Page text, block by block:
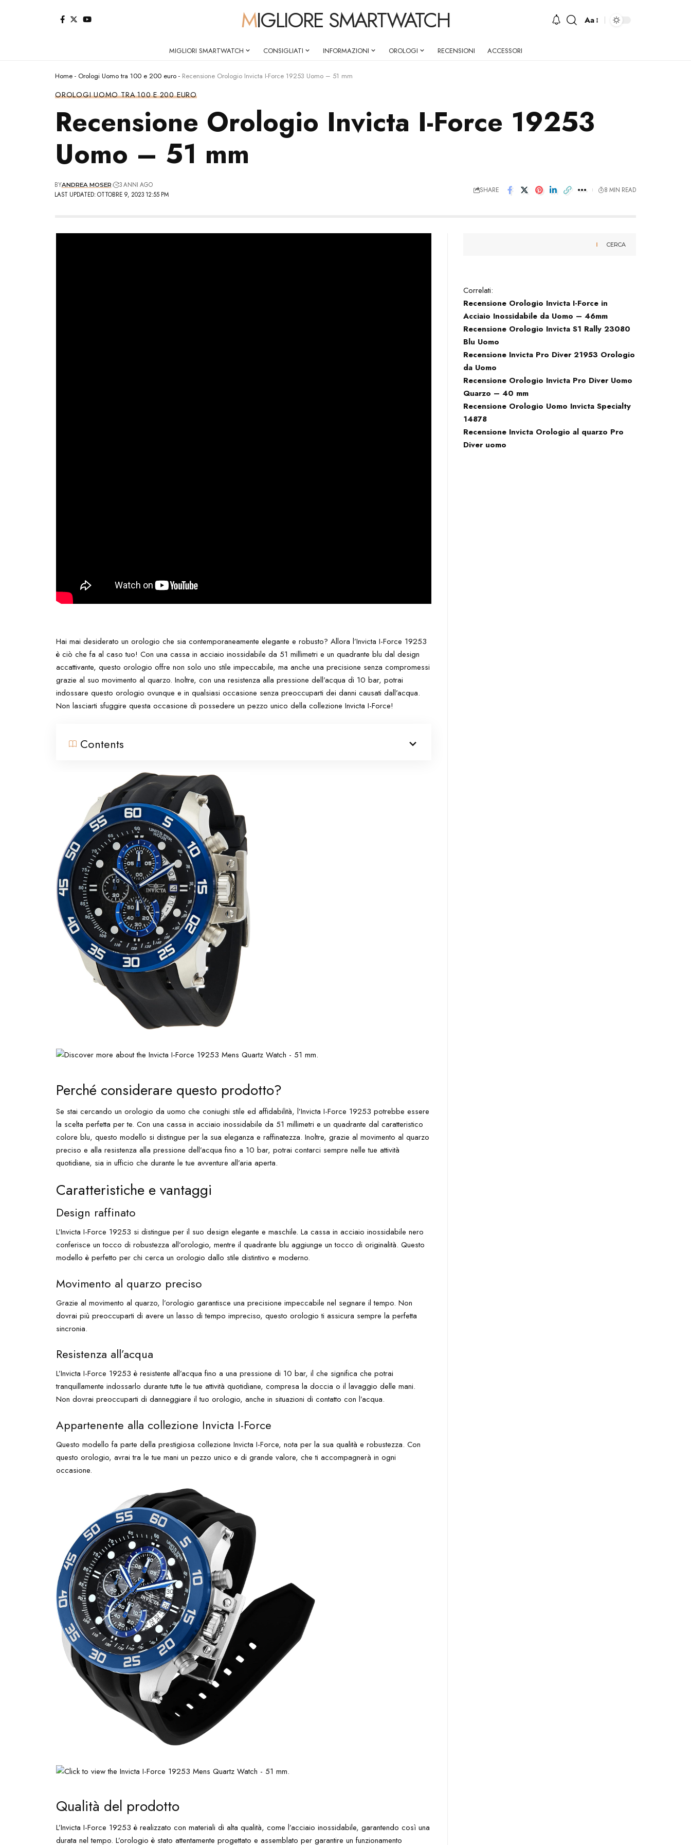
MIGLIORE SMARTWATCH
Font
Aa
MIGLIORI SMARTWATCH CONSIGLIATI INFORMAZIONI OROLOGI RECENSIONI ACCESSORI
Home - Orologi Uomo tra 100 e 200 euro - Recensione Orologio Invicta I-Force 19253 Uomo – 51 mm
OROLOGI UOMO TRA 100 E 200 EURO
Recensione Orologio Invicta I-Force 19253
Uomo – 51 mm
LAST UPDATED: OTTOBRE 9, 2023 12:55 PM
BYANDREA MOSER 3 ANNI AGO
SHARE 8 MIN READ
Hai mai desiderato un orologio che sia contemporaneamente elegante e robusto? Allora l’Invicta I-Force 19253
è ciò che fa al caso tuo! Con una cassa in acciaio inossidabile da 51 millimetri e un quadrante blu dal design
accattivante, questo orologio offre non solo uno stile impeccabile, ma anche una precisione senza compromessi
grazie al suo movimento al quarzo. Inoltre, con una resistenza alla pressione dell’acqua di 10 bar, potrai
indossare questo orologio ovunque e in qualsiasi occasione senza preoccuparti dei danni causati dall’acqua.
Non lasciarti sfuggire questa occasione di possedere un pezzo unico della collezione Invicta I-Force!
Contents
Perché considerare questo prodotto?
Se stai cercando un orologio da uomo che coniughi stile ed affidabilità, l’Invicta I-Force 19253 potrebbe essere
la scelta perfetta per te. Con una cassa in acciaio inossidabile da 51 millimetri e un quadrante dal caratteristico
colore blu, questo modello si distingue per la sua eleganza e raffinatezza. Inoltre, grazie al movimento al quarzo
preciso e alla resistenza alla pressione dell’acqua fino a 10 bar, potrai contarci sempre nelle tue attività
quotidiane, sia in ufficio che durante le tue avventure all’aria aperta.
Caratteristiche e vantaggi
Design raffinato
L’Invicta I-Force 19253 si distingue per il suo design elegante e maschile. La cassa in acciaio inossidabile nero
conferisce un tocco di robustezza all’orologio, mentre il quadrante blu aggiunge un tocco di originalità. Questo
modello è perfetto per chi cerca un orologio dallo stile distintivo e moderno.
Movimento al quarzo preciso
Grazie al movimento al quarzo, l’orologio garantisce una precisione impeccabile nel segnare il tempo. Non
dovrai più preoccuparti di avere un lasso di tempo impreciso, questo orologio ti assicura sempre la perfetta
sincronia.
Resistenza all’acqua
L’Invicta I-Force 19253 è resistente all’acqua fino a una pressione di 10 bar, il che significa che potrai
tranquillamente indossarlo durante tutte le tue attività quotidiane, compresa la doccia o il lavaggio delle mani.
Non dovrai preoccuparti di danneggiare il tuo orologio, anche in situazioni di contatto con l’acqua.
Appartenente alla collezione Invicta I-Force
Questo modello fa parte della prestigiosa collezione Invicta I-Force, nota per la sua qualità e robustezza. Con
questo orologio, avrai tra le tue mani un pezzo unico e di grande valore, che ti accompagnerà in ogni
occasione.
Qualità del prodotto
L’Invicta I-Force 19253 è realizzato con materiali di alta qualità, come l’acciaio inossidabile, garantendo così una
durata nel tempo. L’orologio è stato attentamente progettato e assemblato per garantire un funzionamento
CERCA
Correlati:
Recensione Orologio Invicta I-Force in
Acciaio Inossidabile da Uomo – 46mm
Recensione Orologio Invicta S1 Rally 23080
Blu Uomo
Recensione Invicta Pro Diver 21953 Orologio
da Uomo
Recensione Orologio Invicta Pro Diver Uomo
Quarzo – 40 mm
Recensione Orologio Uomo Invicta Specialty
14878
Recensione Invicta Orologio al quarzo Pro
Diver uomo